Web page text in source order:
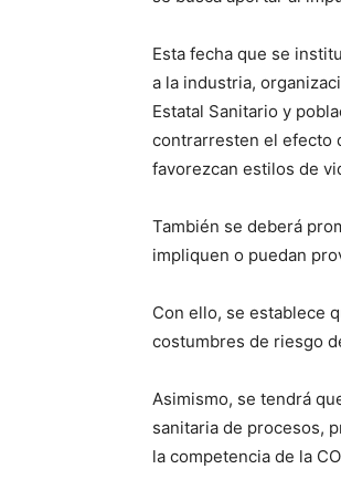
Esta fecha que se
a la industria,
Estatal Sanitario y
contrarresten el efecto
favorezcan estilos de
También se deberá
impliquen o puedan
Con ello, se establece
costumbres de riesgo
Asimismo, se tendrá
sanitaria de procesos,
la competencia de la